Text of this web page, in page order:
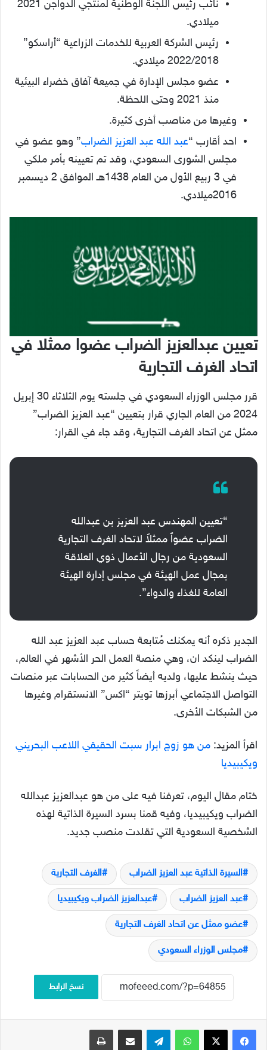
نائب رئيس اللجنة الوطنية لمنتجي الدواجن 2021
ميلادي.
رئيس الشركة العربية للخدمات الزراعية “أراسكو”
2022/2018 ميلادي.
عضو مجلس الإدارة في جميعة آفاق خضراء البيئية
منذ 2021 وحتى اللحظة.
وغيرها من مناصب أخرى كثيرة.
احد أقارب “عبد الله عبد العزيز الضراب” وهو عضو في
مجلس الشورى السعودي، وقد تم تعيينه بأمر ملكي
في 3 ربيع الأول من العام 1438هـ الموافق 2 ديسمبر
2016ميلادي.
تعيين عبدالعزيز الضراب عضوا ممثلا في
اتحاد الغرف التجارية
قرر مجلس الوزراء السعودي في جلسته يوم الثلاثاء 30 إبريل
2024 من العام الجاري قرار بتعيين “عبد العزيز الضراب”
ممثل عن اتحاد الغرف التجارية، وقد جاء في القرار:
“تعيين المهندس عبد العزيز بن عبدالله
الضراب عضواً ممثلاً لاتحاد الغرف التجارية
السعودية من رجال الأعمال ذوي العلاقة
بمجال عمل الهيئة في مجلس إدارة الهيئة
العامة للغذاء والدواء”.
الجدير ذكره أنه يمكنك مُتابعة حساب عبد العزيز عبد الله
الضراب لينكد ان، وهي منصة العمل الحر الأشهر في العالم،
حيث ينشط عليها، ولديه أيضاً كثير من الحسابات عبر منصات
التواصل الاجتماعي أبرزها تويتر “اكس” الانستقرام وغيرها
من الشبكات الأخرى.
اقرأ المزيد: من هو زوج ابرار سبت الحقيقي اللاعب البحريني
ويكيبيديا
ختام مقال اليوم، تعرفنا فيه على من هو عبدالعزيز عبدالله
الضراب ويكيبيديا، وفيه قمنا بسرد السيرة الذاتية لهذه
الشخصية السعودية التي تقلدت منصب جديد.
السيرة الذاتية عبد العزيز الضراب الغرف التجارية
عبد العزيز الضراب عبدالعزيز الضراب ويكيبيديا
عضو ممثل عن اتحاد الغرف التجارية
مجلس الوزراء السعودي
نسخ الرابط
فيسبوك‫X واتساب تيلقرام مشاركة عبر البريد طباعة